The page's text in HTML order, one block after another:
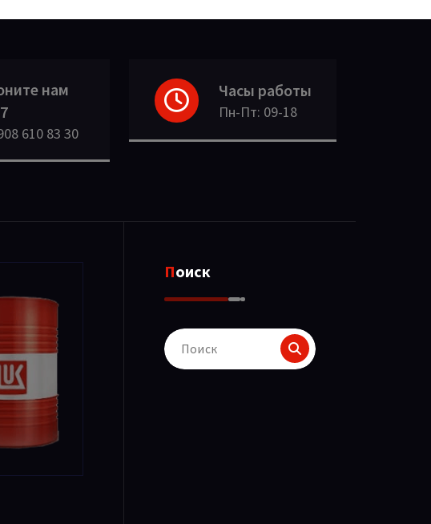
нам
610 83 30
Часы работы
Пн-Пт: 09-18
Поиск
Поиск
для: